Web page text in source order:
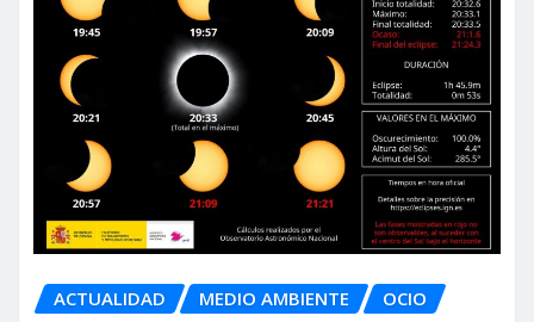
ACTUALIDAD MEDIO AMBIENTE OCIO